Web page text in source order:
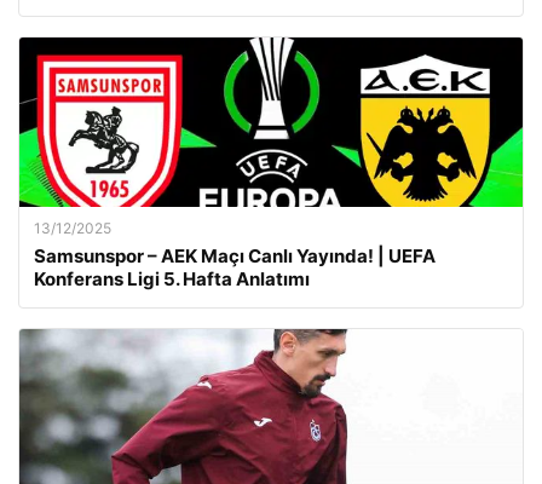
13/12/2025
Samsunspor – AEK Maçı Canlı Yayında! | UEFA
Konferans Ligi 5. Hafta Anlatımı